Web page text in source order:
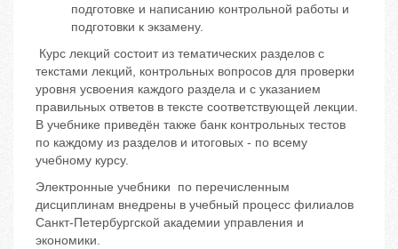
подготовке и написанию контрольной работы и
подготовки к экзамену.
Курс лекций состоит из тематических разделов с
текстами лекций, контрольных вопросов для проверки
уровня усвоения каждого раздела и с указанием
правильных ответов в тексте соответствующей лекции.
В учебнике приведён также банк контрольных тестов
по каждому из разделов и итоговых - по всему
учебному курсу.
Электронные учебники по перечисленным
дисциплинам внедрены в учебный процесс филиалов
Санкт-Петербургской академии управления и
экономики.